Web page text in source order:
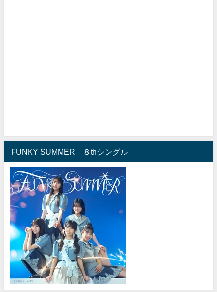
FUNKY SUMMER ８thシングル